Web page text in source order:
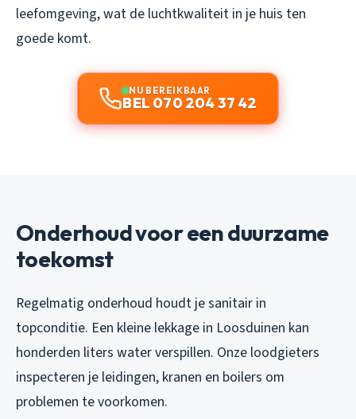
leefomgeving, wat de luchtkwaliteit in je huis ten
goede komt.
NU BEREIKBAAR
BEL 070 204 37 42
Onderhoud voor een duurzame
toekomst
Regelmatig onderhoud houdt je sanitair in
topconditie. Een kleine lekkage in Loosduinen kan
honderden liters water verspillen. Onze loodgieters
inspecteren je leidingen, kranen en boilers om
problemen te voorkomen.